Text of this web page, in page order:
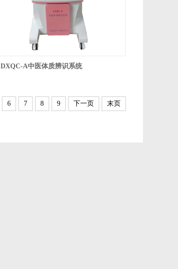
DXQC-A中医体质辨识系统
6 7 8 9 下一页 末页